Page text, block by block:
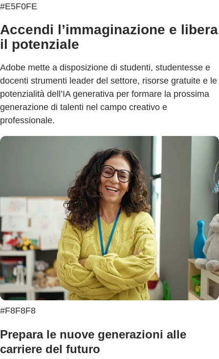
#E5F0FE
Accendi l’immaginazione e libera
il potenziale
Adobe mette a disposizione di studenti, studentesse e
docenti strumenti leader del settore, risorse gratuite e le
potenzialità dell’IA generativa per formare la prossima
generazione di talenti nel campo creativo e
professionale.
#F8F8F8
Prepara le nuove generazioni alle
carriere del futuro